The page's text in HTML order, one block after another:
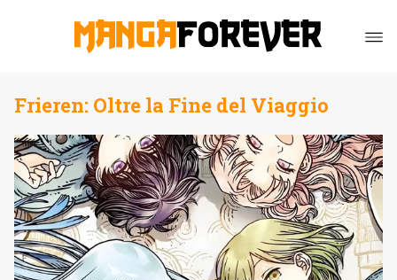
Frieren: Oltre la Fine del Viaggio